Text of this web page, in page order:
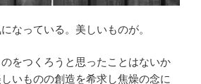
なっている。美しいものが。
をつくろうと思ったことはないか
いものの創造を希求し焦燥の念に